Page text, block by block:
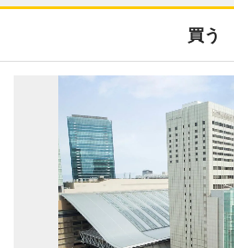
買う